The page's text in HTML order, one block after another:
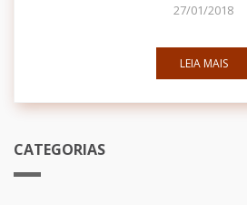
27/01/2018
LEIA MAIS
CATEGORIAS